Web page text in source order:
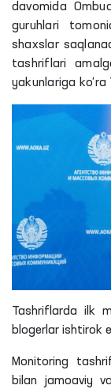
davomida
guruhlari
shaxslar
tashriflari
yakunlariga
Tashriflarda ilk
blogerlar ishtirok
Monitoring
bilan jamoaviy